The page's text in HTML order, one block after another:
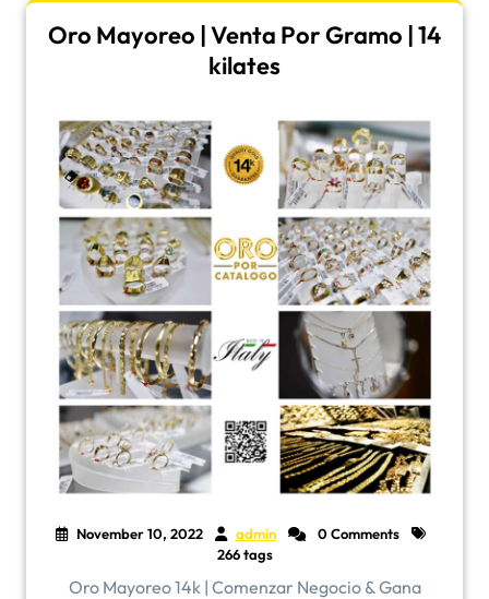
Oro Mayoreo | Venta Por Gramo | 14
kilates
November 10, 2022 admin
0 Comments
266 tags
Oro Mayoreo 14k | Comenzar Negocio & Gana